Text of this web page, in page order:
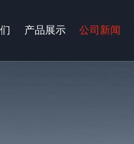
产品展示 公司新闻